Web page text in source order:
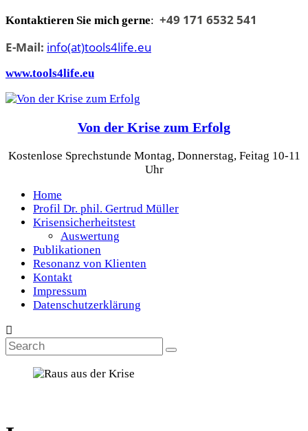
Skip
content
Kontaktieren Sie mich gerne: +49 171 6532 541
E-Mail: info(at)tools4life.eu
www.tools4life.eu
Von der Krise zum Erfolg
Kostenlose Sprechstunde Montag, Donnerstag, Feitag 10-11
Uhr
Home
Profil Dr. phil. Gertrud Müller
Krisensicherheitstest
Auswertung
Publikationen
Resonanz von Klienten
Kontakt
Impressum
Datenschutzerklärung